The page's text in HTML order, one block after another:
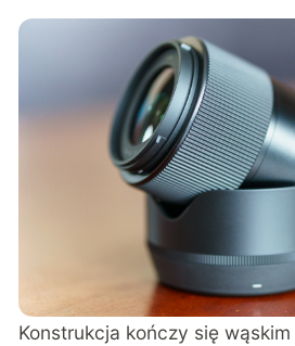
Konstrukcja kończy się